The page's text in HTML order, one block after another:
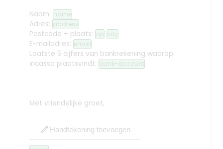
Naam: name
Adres: address
Postcode + plaats: zip city
E-mailadres: email
Laatste 5 cijfers van bankrekening waarop
incasso plaatsvindt: bank-account
Met vriendelijke groet,
edit Handtekening toevoegen